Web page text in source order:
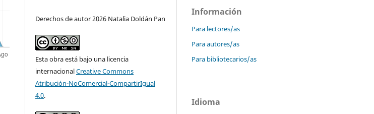
Derechos de autor 2026 Natalia Doldán Pan
Esta obra está bajo una licencia
internacionalCreative Commons
Atribución-NoComercial-CompartirIgual
4.0.
Información
Para lectores/as
Para autores/as
Para bibliotecarios/as
Idioma